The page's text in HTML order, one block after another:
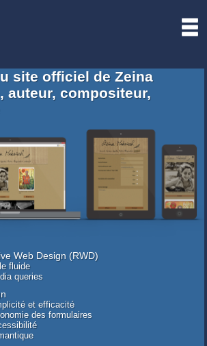
site officiel de Zeina
auteur, compositeur,
Web Design (RWD)
fluide
queries
et efficacité
des formulaires